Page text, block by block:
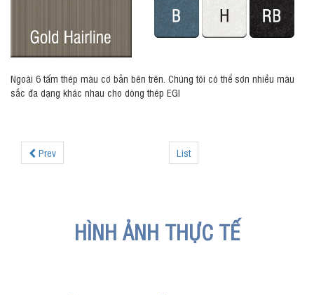
Ngoài 6 tấm thép màu cơ bản bên trên. Chúng tôi có thể sơn nhiều màu
sắc đa dạng khác nhau cho dòng thép EGI
Prev List
HÌNH ẢNH THỰC TẾ